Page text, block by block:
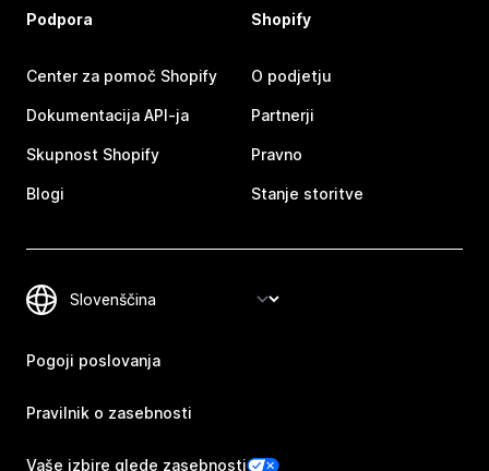
Podpora
Center za pomoč Shopify
Dokumentacija API-ja
Skupnost Shopify
Blogi
Shopify
O podjetju
Partnerji
Pravno
Stanje storitve
Pogoji poslovanja
Pravilnik o zasebnosti
Vaše izbire glede zasebnosti